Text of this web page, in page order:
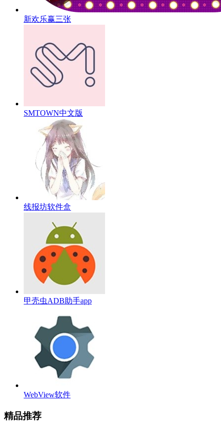
新欢乐赢三张
SMTOWN中文版
线报坊软件盒
甲壳虫ADB助手app
WebView软件
精品推荐